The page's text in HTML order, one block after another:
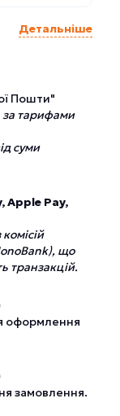
Детальніше
Пошти"
за тарифами
суми
Apple Pay,
комісій
що
транзакцій.
оформлення
замовлення.